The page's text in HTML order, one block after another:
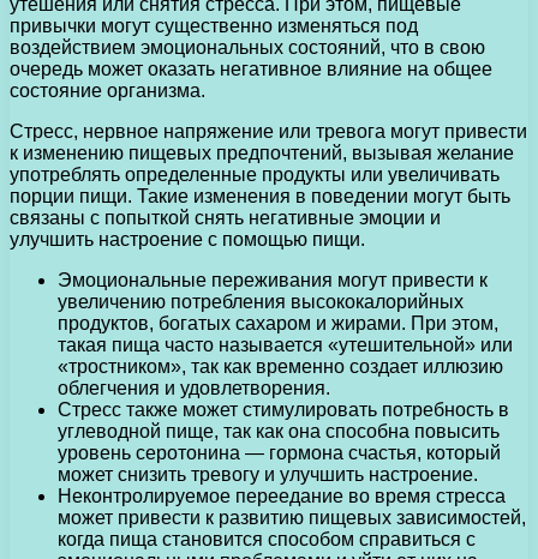
утешения или снятия стресса. При этом, пищевые
привычки могут существенно изменяться под
воздействием эмоциональных состояний, что в свою
очередь может оказать негативное влияние на общее
состояние организма.
Стресс, нервное напряжение или тревога могут привести
к изменению пищевых предпочтений, вызывая желание
употреблять определенные продукты или увеличивать
порции пищи. Такие изменения в поведении могут быть
связаны с попыткой снять негативные эмоции и
улучшить настроение с помощью пищи.
Эмоциональные переживания могут привести к
увеличению потребления высококалорийных
продуктов, богатых сахаром и жирами. При этом,
такая пища часто называется «утешительной» или
«тростником», так как временно создает иллюзию
облегчения и удовлетворения.
Стресс также может стимулировать потребность в
углеводной пище, так как она способна повысить
уровень серотонина — гормона счастья, который
может снизить тревогу и улучшить настроение.
Неконтролируемое переедание во время стресса
может привести к развитию пищевых зависимостей,
когда пища становится способом справиться с